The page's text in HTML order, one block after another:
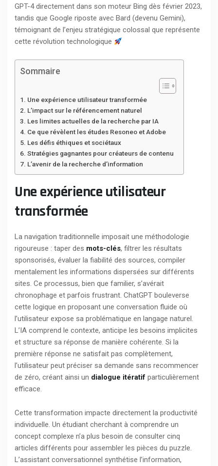
GPT-4 directement dans son moteur Bing dès février 2023,
tandis que Google riposte avec Bard (devenu Gemini),
témoignant de l’enjeu stratégique colossal que représente
cette révolution technologique
Sommaire
Une expérience utilisateur transformée
L’impact sur le référencement naturel
Les limites actuelles de la recherche par IA
Ce que révèlent les études Resoneo et Adobe
Les défis éthiques et sociétaux
Stratégies gagnantes pour créateurs de contenu
L’avenir de la recherche d’information
Une expérience utilisateur
transformée
La navigation traditionnelle imposait une méthodologie
rigoureuse : taper des mots-clés, filtrer les résultats
sponsorisés, évaluer la fiabilité des sources, compiler
mentalement les informations dispersées sur différents
sites. Ce processus, bien que familier, s’avérait
chronophage et parfois frustrant. ChatGPT bouleverse
cette logique en proposant une conversation fluide où
l’utilisateur expose sa problématique en langage naturel.
L’IA comprend le contexte, anticipe les besoins implicites
et structure sa réponse de manière cohérente. Si la
première réponse ne satisfait pas complètement,
l’utilisateur peut préciser sa demande sans recommencer
de zéro, créant ainsi un dialogue itératif particulièrement
efficace.
Cette transformation impacte directement la productivité
individuelle. Un étudiant cherchant à comprendre un
concept complexe n’a plus besoin de consulter cinq
articles différents pour assembler les pièces du puzzle.
L’assistant conversationnel synthétise l’information,